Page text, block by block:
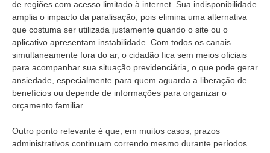
de regiões com acesso limitado à internet. Sua indisponibilidade
amplia o impacto da paralisação, pois elimina uma alternativa
que costuma ser utilizada justamente quando o site ou o
aplicativo apresentam instabilidade. Com todos os canais
simultaneamente fora do ar, o cidadão fica sem meios oficiais
para acompanhar sua situação previdenciária, o que pode gerar
ansiedade, especialmente para quem aguarda a liberação de
benefícios ou depende de informações para organizar o
orçamento familiar.
Outro ponto relevante é que, em muitos casos, prazos
administrativos continuam correndo mesmo durante períodos